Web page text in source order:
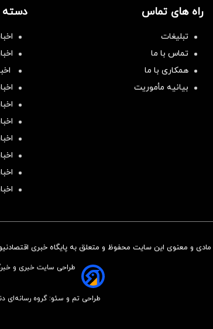
راه های تماس
تبلیغات
تماس با ما
همکاری با ما
بیانیه مأموریت
دسته
و معنوی این سایت محفوظ و متعلق به پایگاه خبری
طراحی سایت خبری و
طراحی تم و سئو: گروه رسانه‌ای